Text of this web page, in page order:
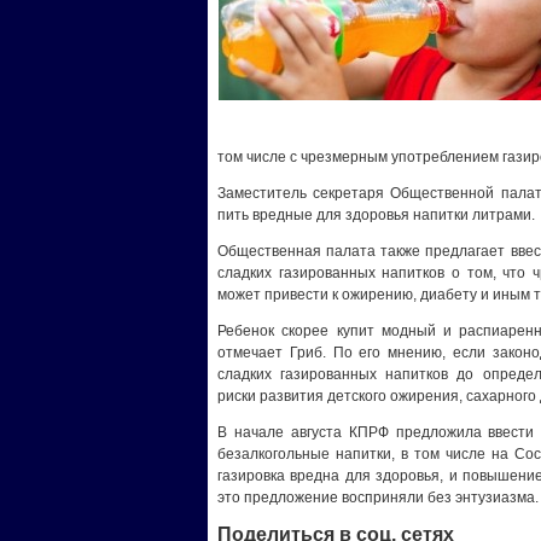
том числе с чрезмерным употреблением
Заместитель секретаря Общественной
пить вредные для здоровья напитки литрами.
Общественная палата также предлагает
сладких газированных напитков о том, что
может привести к ожирению, диабету и иным
Ребенок скорее купит модный и
отмечает Гриб. По его мнению, если
сладких газированных напитков до
риски развития детского ожирения,
В начале августа КПРФ предложила
безалкогольные напитки, в том числе на
газировка вредна для здоровья, и
это предложение восприняли без энтузиазма.
Поделиться в соц. сетях